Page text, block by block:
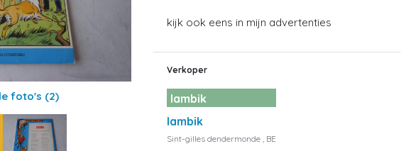
foto's (2)
kijk ook eens in mijn advertenties
Verkoper
lambik
lambik
Sint-gilles dendermonde , BE